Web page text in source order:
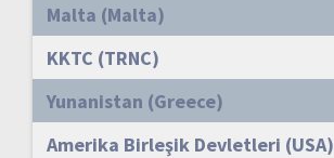
Malta (Malta)
KKTC (TRNC)
Yunanistan (Greece)
Amerika Birleşik Devletleri (USA)